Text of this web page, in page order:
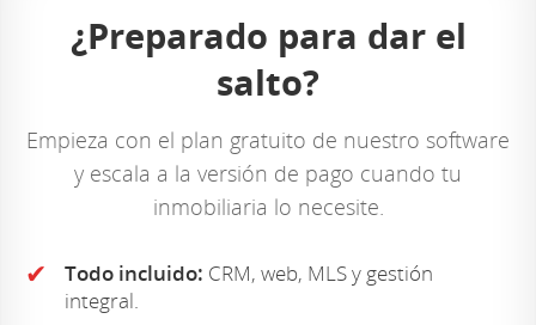
¿Preparado para dar el
salto?
Empieza con el plan gratuito de nuestro software
y escala a la versión de pago cuando tu
inmobiliaria lo necesite.
✔ Todo incluido: CRM, web, MLS y gestión
integral.